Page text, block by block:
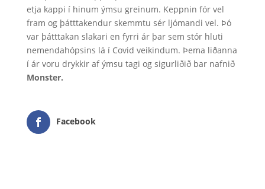
etja kappi í hinum ýmsu greinum. Keppnin fór vel
fram og þátttakendur skemmtu sér ljómandi vel. Þó
var þátttakan slakari en fyrri ár þar sem stór hluti
nemendahópsins lá í Covid veikindum. Þema liðanna
í ár voru drykkir af ýmsu tagi og sigurliðið bar nafnið
Monster.
Facebook